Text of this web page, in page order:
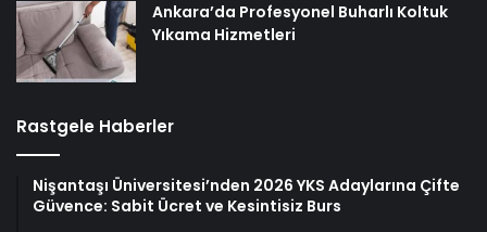
Ankara’da Profesyonel Buharlı Koltuk
Yıkama Hizmetleri
Rastgele Haberler
Nişantaşı Üniversitesi’nden 2026 YKS Adaylarına Çifte
Güvence: Sabit Ücret ve Kesintisiz Burs